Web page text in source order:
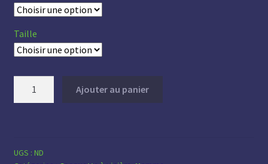
Taille
Ajouter au panier
UGS : ND